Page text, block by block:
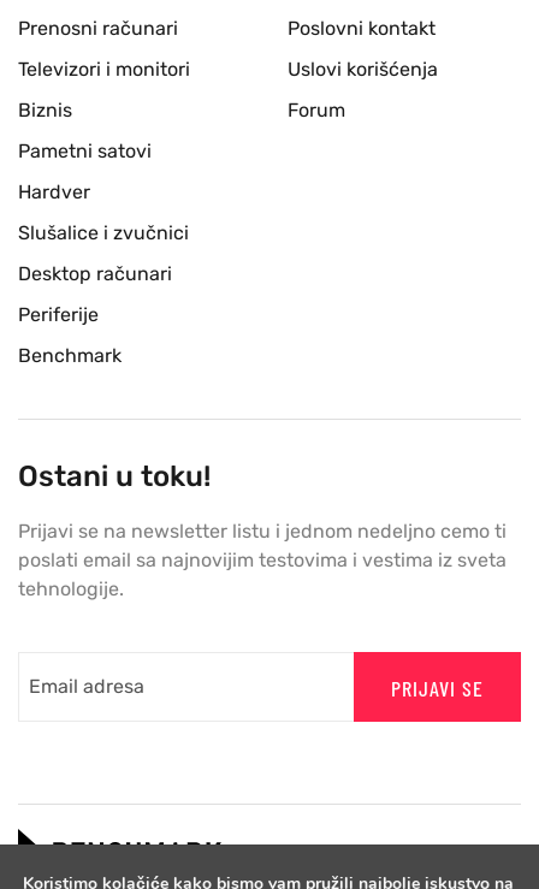
Prenosni računari
Televizori i monitori
Biznis
Pametni satovi
Hardver
Slušalice i zvučnici
Desktop računari
Periferije
Benchmark
Poslovni kontakt
Uslovi korišćenja
Forum
Ostani u toku!
Prijavi se na newsletter listu i jednom nedeljno cemo ti
poslati email sa najnovijim testovima i vestima iz sveta
tehnologije.
PRIJAVI SE
Koristimo kolačiće kako bismo vam pružili najbolje iskustvo na